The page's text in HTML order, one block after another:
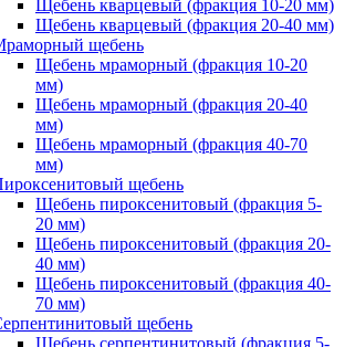
Щебень кварцевый (фракция 10-20 мм)
Щебень кварцевый (фракция 20-40 мм)
щебень
Щебень мраморный (фракция 10-20
мм)
Щебень мраморный (фракция 20-40
мм)
Щебень мраморный (фракция 40-70
мм)
щебень
Щебень пироксенитовый (фракция 5-
20 мм)
Щебень пироксенитовый (фракция 20-
40 мм)
Щебень пироксенитовый (фракция 40-
70 мм)
щебень
Щебень серпентинитовый (фракция 5-